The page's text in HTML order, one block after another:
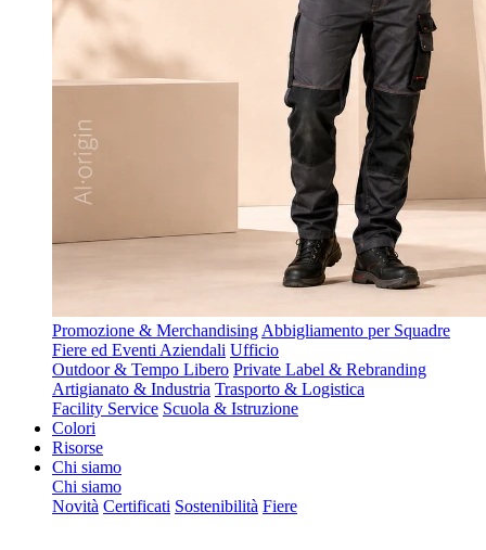
Promozione & Merchandising Abbigliamento per Squadre
Fiere ed Eventi Aziendali Ufficio
Outdoor & Tempo Libero Private Label & Rebranding
Artigianato & Industria Trasporto & Logistica
Facility Service Scuola & Istruzione
Colori
Risorse
Chi siamo
Chi siamo
Novità Certificati Sostenibilità Fiere